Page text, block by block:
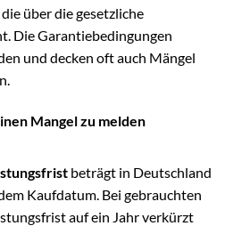
über die gesetzliche
Die Garantiebedingungen
und decken oft auch Mängel
Mangel zu melden
beträgt in Deutschland
Kaufdatum. Bei gebrauchten
auf ein Jahr verkürzt